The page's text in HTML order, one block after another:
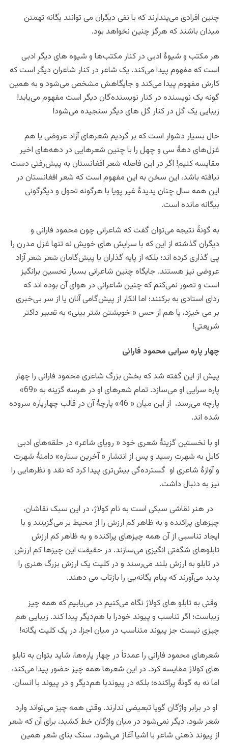
چنین افرادی می‌پندارند که با نفی دیگران می توانند یگانه تهمتن
میدان باشند که هرگز چنین نخواهد بود.
هر مکتب و شیوۀ ادبی در کنار مکتب‌ها و شیوه های دیگر ادبی
است که مفهوم پیدا می‌کند. یک شاعر در کنار شاعران دیگر است که
کارش مفهوم پیدا می‌کند و جایگاهش مشخص می‌شود و به همین
گونه یک نویسنده در کنار نویسنده‌گان دیگر است مفهوم می‌یابد!
زیبایی یک گل در کنار گل های دیگر سنجیده می‌شود!
حال بسیار دشوار است که بر گردیم شعرهای آزاد عروضی یا هم
غزل‌های دهۀ سی و چهل را با چنین شعرهایی در دهه‌های اخیر
مقایسه کنیم! اگر در این فاصله شعر افغانستان به پیش‌رفتی دست
نیافته باشد، این سخن به این مفهوم است که شعر افغانستان در
این همه سال چنان پدیدۀ غیر پویا با هرگونه تحول و دیگرگونی
بیگانه مانده است.
به گونۀ نتیجه می‌توان گفت که شاعرانی چون محمود فارانی و
دیگران گذشته از این که با سرایش های خویش نه تنها غزل مدرن را
پی گذاری کرده اند؛ بلکه از پایه گذاران یا پیش‌گامان شعر شعر آزاد
عروضی نیز هستند. جایگاه چنین شاعرانی بسیار تحسین برانگیز
است و تصور نمی‌کنم که چنین شاعرانی در هوای آن بوده اند که
ردای استادی به برکنند؛ اما انکار از پیش‌گامی آنان یا از سر بی‌خبری
بر می خیزد، یا هم از حس « خویشتن شتر بینی» به تعبیر داکتر
شریعتی!
چهار پاره سرایی محمود فارانی
پیش از این گفته شد که بخش بزرگ شاعری محمود فارانی را چهار
پاره سرایی او می‌سازد. تمام شعرهای او در هرسه گزینه به «69»
پارچه می‌رسد، از این میان « 46» پارچۀ آن در قالب چهارپاره سروده
شده اند.
او با نخستین گزینۀ شعری خود « رویای شاعر» در حلقه‌های ادبی
کابل به شهرت رسید و پس از انتشار « آخرین ستاره» دامنۀ شهرت
و آوازۀ شاعری او گسترده‌گی بیش‌تری پیدا کرد که نقد و نظرهایی را
نیز به دنبال داشت.
در هنر نقاشی سبکی است به نام کولاژ، در این سبک نقاشان،
چیزهای پراکنده‌ و به ظاهر کم ارزش را از محیط بر می‌گزینند و با
ایجاد تناسبی از آن همه چیزهای پراکنده و به ظاهر کم ارزش
تابلوهای شگفتی انگیزی می‌سازند. در حقیقت این چیزها کم ارزش
در تابلو به ارزش بلند می‌رسند و در کلیت یک ارزش بزرگ هنری را
پدید می‌آورند که پیام یگانه‌یی را بازتاب می دهند.
وقتی به تابلو های کولاژ نگاه می‌کنیم در می‌یابیم که همه چیز
زیباست؛ اگر تناسب و پیوند خودرا با هم‌دیگر پیدا کند. زیبایی هم
چیزی نیست جز پیوند متناسب در میان اجزا، در یک کلیت یگانه!
شعرهای محمود فارانی را عمدتاً در چهار پاره‌ها، شاید بتوان به تابلو
های کولاژ مقایسه کرد. در این شعرها همه چیز حضور پیدا می‌کند،
اما نه به گونۀ پراکنده؛ بلکه در پیوندبا هم‌دیگر و در پیوند با انسان.
او در برابر واژگان گویا تبعیضی ندارند. وقتی همه چیز می‌تواند وارد
شعر شود، دیگر نمی‌شود در میان واژگان خط کشید، برای آن که شعر
از پیوند ذهنی شاعر با اشیا آغاز می‌شود. سنک بنای شعر همین